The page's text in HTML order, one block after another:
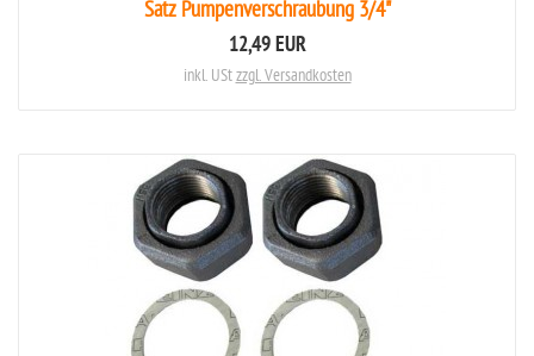
Satz Pumpenverschraubung 3/4"
12,49 EUR
inkl. UStzzgl. Versandkosten